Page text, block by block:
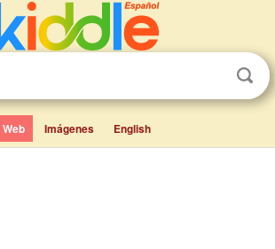
Web Imágenes English